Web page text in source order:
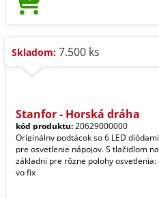
Skladom: 7.500 ks
Stanfor - Horská dráha
kód produktu:20629000000
Originálny podtácok so 6 LED diódami
pre osvetlenie nápojov. S tlačidlom na
základni pre rôzne polohy osvetlenia:
vo fix